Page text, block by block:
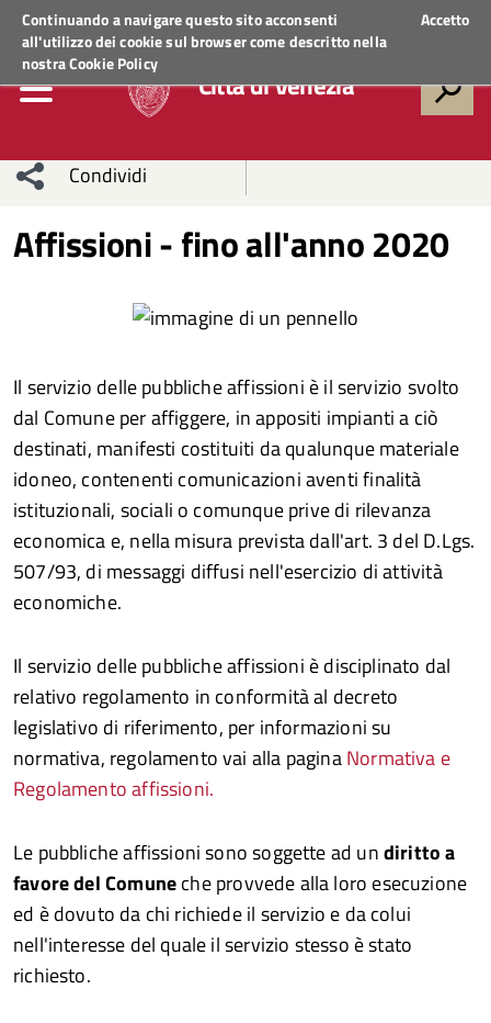
Continuando a navigare questo sito acconsenti
all'utilizzo dei cookie sul browser come descritto nella
nostraCookie Policy
Accetto
Regione VenetoACCEDI AI SERVIZI
Città di Venezia
Condividi
Condividi
Condividi
Facebook
su
Twitter
Condividi
su
Facebook
Condividi
su
Whatsapp
Affissioni - fino all'anno 2020
Il servizio delle pubbliche affissioni è il servizio svolto
dal Comune per affiggere, in appositi impianti a ciò
destinati, manifesti costituiti da qualunque materiale
idoneo, contenenti comunicazioni aventi finalità
istituzionali, sociali o comunque prive di rilevanza
economica e, nella misura prevista dall'art. 3 del D.Lgs.
507/93, di messaggi diffusi nell'esercizio di attività
economiche.
Il servizio delle pubbliche affissioni è disciplinato dal
relativo regolamento in conformità al decreto
legislativo di riferimento, per informazioni su
normativa, regolamento vai alla paginaNormativa e
Regolamento affissioni.
Le pubbliche affissioni sono soggette ad undiritto a
favore del Comuneche provvede alla loro esecuzione
ed è dovuto da chi richiede il servizio e da colui
nell'interesse del quale il servizio stesso è stato
richiesto.